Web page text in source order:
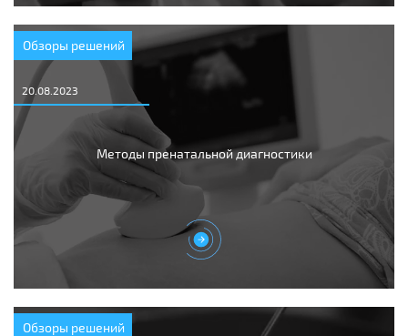
Обзоры решений
20.08.2023
Методы пренатальной диагностики
Обзоры решений